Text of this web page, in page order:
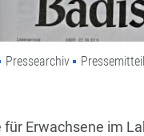
Pressearchiv
Erwachsene im